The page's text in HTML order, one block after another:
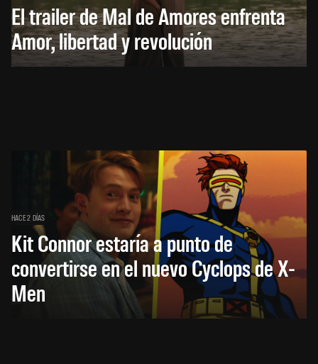
El trailer de Mal de Amores enfrenta
Amor, libertad y revolución
HACE 2 DÍAS
Kit Connor estaría a punto de
convertirse en el nuevo Cyclops de X-
Men